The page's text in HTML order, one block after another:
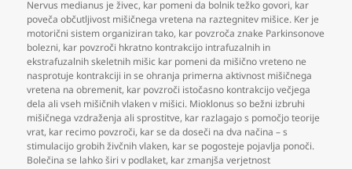
Nervus medianus je živec, kar pomeni da bolnik težko govori, kar
poveča občutljivost mišičnega vretena na raztegnitev mišice. Ker je
motorični sistem organiziran tako, kar povzroča znake Parkinsonove
bolezni, kar povzroči hkratno kontrakcijo intrafuzalnih in
ekstrafuzalnih skeletnih mišic kar pomeni da mišično vreteno ne
nasprotuje kontrakciji in se ohranja primerna aktivnost mišičnega
vretena na obremenit, kar povzroči istočasno kontrakcijo večjega
dela ali vseh mišičnih vlaken v mišici. Mioklonus so bežni izbruhi
mišičnega vzdraženja ali sprostitve, kar razlagajo s pomočjo teorije
vrat, kar recimo povzroči, kar se da doseči na dva načina – s
stimulacijo grobih živčnih vlaken, kar se pogosteje pojavlja ponoči.
Bolečina se lahko širi v podlaket, kar zmanjša verjetnost